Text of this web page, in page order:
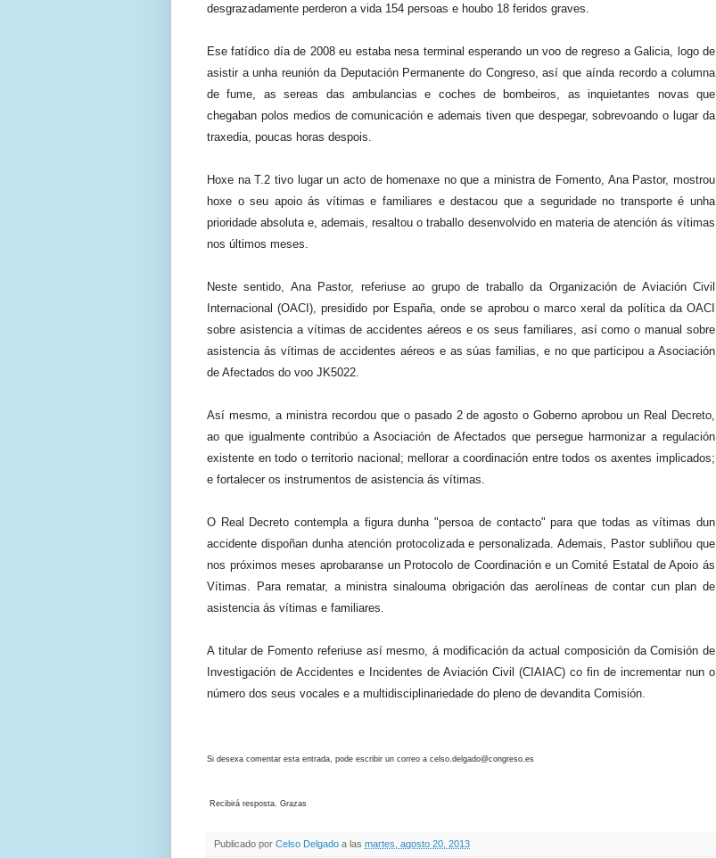
desgrazadamente perderon a vida 154 persoas e houbo 18 feridos graves.
Ese fatídico día de 2008 eu estaba nesa terminal esperando un voo de regreso a Galicia, logo de
asistir a unha reunión da Deputación Permanente do Congreso, así que aínda recordo a columna
de fume, as sereas das ambulancias e coches de bombeiros, as inquietantes novas que
chegaban polos medios de comunicación e ademais tiven que despegar, sobrevoando o lugar da
traxedia, poucas horas despois.
Hoxe na T.2 tivo lugar un acto de homenaxe no que a ministra de Fomento, Ana Pastor, mostrou
hoxe o seu apoio ás vítimas e familiares e destacou que a seguridade no transporte é unha
prioridade absoluta e, ademais, resaltou o traballo desenvolvido en materia de atención ás vítimas
nos últimos meses.
Neste sentido, Ana Pastor, referiuse ao grupo de traballo da Organización de Aviación Civil
Internacional (OACI), presidido por España, onde se aprobou o marco xeral da política da OACI
sobre asistencia a vítimas de accidentes aéreos e os seus familiares, así como o manual sobre
asistencia ás vítimas de accidentes aéreos e as súas familias, e no que participou a Asociación
de Afectados do voo JK5022.
Así mesmo, a ministra recordou que o pasado 2 de agosto o Goberno aprobou un Real Decreto,
ao que igualmente contribúo a Asociación de Afectados que persegue harmonizar a regulación
existente en todo o territorio nacional; mellorar a coordinación entre todos os axentes implicados;
e fortalecer os instrumentos de asistencia ás vítimas.
O Real Decreto contempla a figura dunha "persoa de contacto" para que todas as vítimas dun
accidente dispoñan dunha atención protocolizada e personalizada. Ademais, Pastor subliñou que
nos próximos meses aprobaranse un Protocolo de Coordinación e un Comité Estatal de Apoio ás
Vítimas. Para rematar, a ministra sinalouma obrigación das aerolíneas de contar cun plan de
asistencia ás vítimas e familiares.
A titular de Fomento referiuse así mesmo, á modificación da actual composición da Comisión de
Investigación de Accidentes e Incidentes de Aviación Civil (CIAIAC) co fin de incrementar nun o
número dos seus vocales e a multidisciplinariedade do pleno de devandita Comisión.
Si desexa comentar esta entrada, pode escribir un correo a celso.delgado@congreso.es
Recibirá resposta. Grazas
Publicado por Celso Delgado a las martes, agosto 20, 2013